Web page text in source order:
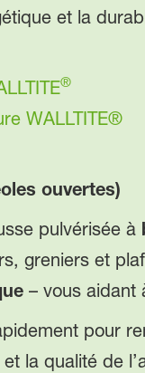
et la
®
WALLTITE®
ouvertes)
pulvérisée à
greniers et
– vous aidant
pour
la qualité de